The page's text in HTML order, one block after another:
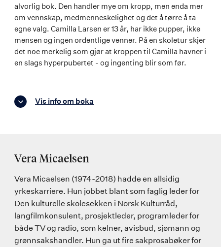
alvorlig bok. Den handler mye om kropp, men enda mer
om vennskap, medmenneskelighet og det å tørre å ta
egne valg. Camilla Larsen er 13 år, har ikke pupper, ikke
mensen og ingen ordentlige venner. På en skoletur skjer
det noe merkelig som gjør at kroppen til Camilla havner i
en slags hyperpubertet - og ingenting blir som før.
Vis info om boka
Vera Micaelsen
Vera Micaelsen (1974-2018) hadde en allsidig
yrkeskarriere. Hun jobbet blant som faglig leder for
Den kulturelle skolesekken i Norsk Kulturråd,
langfilmkonsulent, prosjektleder, programleder for
både TV og radio, som kelner, avisbud, sjømann og
grønnsakshandler. Hun ga ut fire sakprosabøker for